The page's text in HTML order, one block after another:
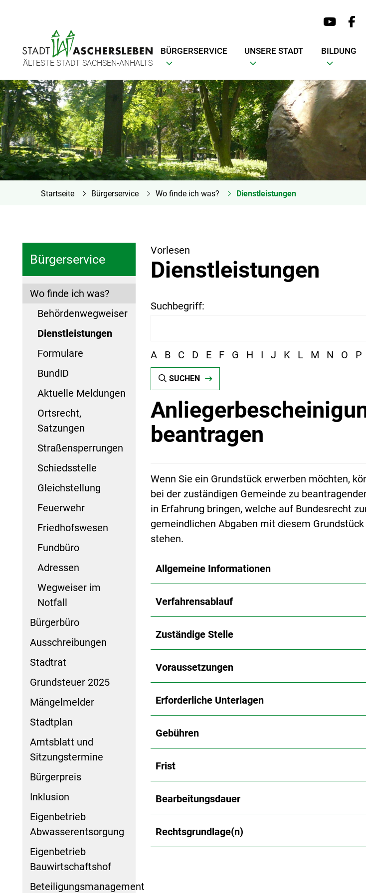
ÄLTESTE STADT SACHSEN-ANHALTS
BÜRGERSERVICE UNSERE STADT BILDUNG
Startseite Bürgerservice Wo finde ich was? Dienstleistungen
Bürgerservice
Wo finde ich was?
Behördenwegweiser
Dienstleistungen
Formulare
BundID
Aktuelle Meldungen
Ortsrecht,
Satzungen
Straßensperrungen
Schiedsstelle
Gleichstellung
Feuerwehr
Friedhofswesen
Fundbüro
Adressen
Wegweiser im
Notfall
Bürgerbüro
Ausschreibungen
Stadtrat
Grundsteuer 2025
Mängelmelder
Stadtplan
Amtsblatt und
Sitzungstermine
Bürgerpreis
Inklusion
Eigenbetrieb
Abwasserentsorgung
Eigenbetrieb
Bauwirtschaftshof
Beteiligungsmanagement
Vorlesen
Dienstleistungen
Suchbegriff:
A B C D E F G H I J K L M N O P
SUCHEN
beantragen
Wenn Sie ein Grundstück erwerben möchten,
bei der zuständigen Gemeinde zu
in Erfahrung bringen, welche auf Bundesrecht
gemeindlichen Abgaben mit diesem
stehen.
Allgemeine Informationen
Verfahrensablauf
Zuständige Stelle
Voraussetzungen
Erforderliche Unterlagen
Gebühren
Frist
Bearbeitungsdauer
Rechtsgrundlage(n)